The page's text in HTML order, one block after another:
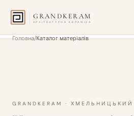
GRANDKERAM
АРХІТЕКТУРНА КЕРАМІКА
Головна Каталог матеріалів
GRANDKERAM · ХМЕЛЬНИЦЬКИЙ